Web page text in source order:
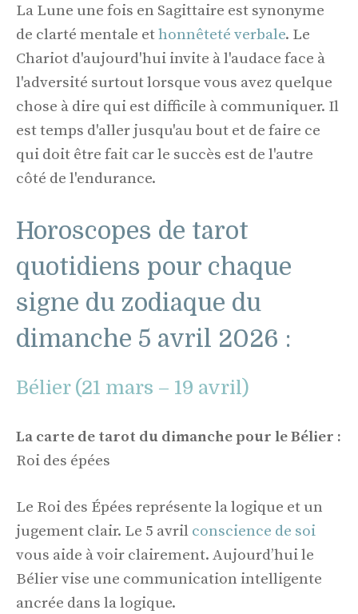
La Lune une fois en Sagittaire est synonyme
de clarté mentale ethonnêteté verbale. Le
Chariot d'aujourd'hui invite à l'audace face à
l'adversité surtout lorsque vous avez quelque
chose à dire qui est difficile à communiquer. Il
est temps d'aller jusqu'au bout et de faire ce
qui doit être fait car le succès est de l'autre
côté de l'endurance.
Horoscopes de tarot
quotidiens pour chaque
signe du zodiaque du
dimanche 5 avril 2026 :
Bélier (21 mars – 19 avril)
La carte de tarot du dimanche pour le Bélier :
Roi des épées
Le Roi des Épées représente la logique et un
jugement clair. Le 5 avril conscience de soi
vous aide à voir clairement. Aujourd’hui le
Bélier vise une communication intelligente
ancrée dans la logique.